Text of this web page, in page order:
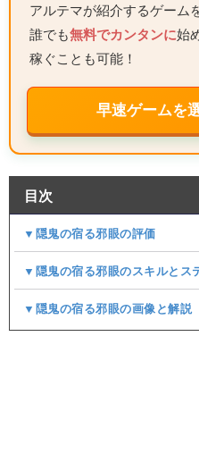
アルテマが紹介するゲーム
誰でも無料でカンタンに始
稼ぐことも可能！
早速ゲームを
目次
▼隠鬼の宿る邪眼の評価
▼隠鬼の宿る邪眼のスキルとス
▼隠鬼の宿る邪眼の画像と解説